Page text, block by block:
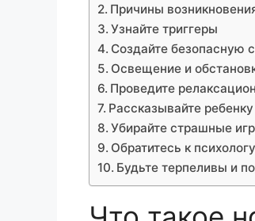
Причины
Узнайте триггеры
Создайте безопасную
Освещение и
Проведите
Рассказывайте
Убирайте страшные
Обратитесь к
Будьте терпеливы и